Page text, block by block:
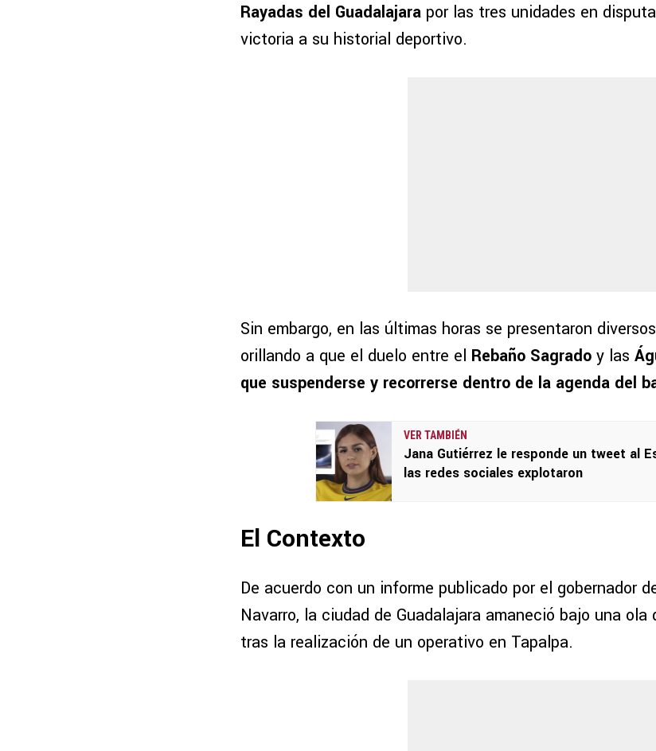
Rayadas del Guadalajara por las tres unidades en
victoria a su historial deportivo.
Sin embargo, en las últimas horas se presentaron
orillando a que el duelo entre el Rebaño Sagrado y las
que suspenderse y recorrerse dentro de la agenda del
VER TAMBIÉN
Jana Gutiérrez le responde un tweet al
las redes sociales explotaron
El Contexto
De acuerdo con un informe publicado por el gobernador
Navarro, la ciudad de Guadalajara amaneció bajo una
tras la realización de un operativo en Tapalpa.